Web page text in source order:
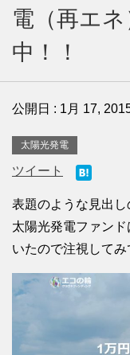
電（再エ
中！！
公開日 : 1月 17,
太陽光発電
ツイート
表題のような見出し
太陽光発電ファン
いたので注視してみ